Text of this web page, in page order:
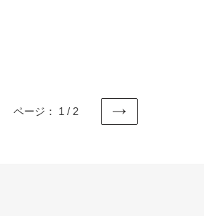
ページ： 1 / 2
次